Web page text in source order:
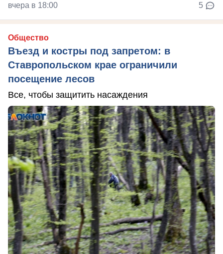
вчера в 18:00 5
Общество
Въезд и костры под запретом: в
Ставропольском крае ограничили
посещение лесов
Все, чтобы защитить насаждения